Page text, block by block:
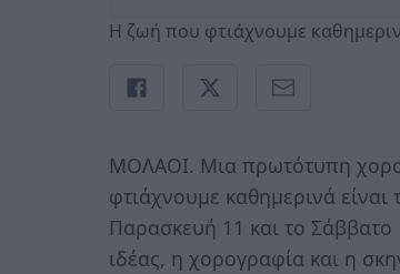
Η ζωή που φτιάχνουμε
ΜΟΛΑΟΙ. Μια πρωτότυπη
φτιάχνουμε καθημερινά
Παρασκευή 11 και το
ιδέας, η χορογραφία και η